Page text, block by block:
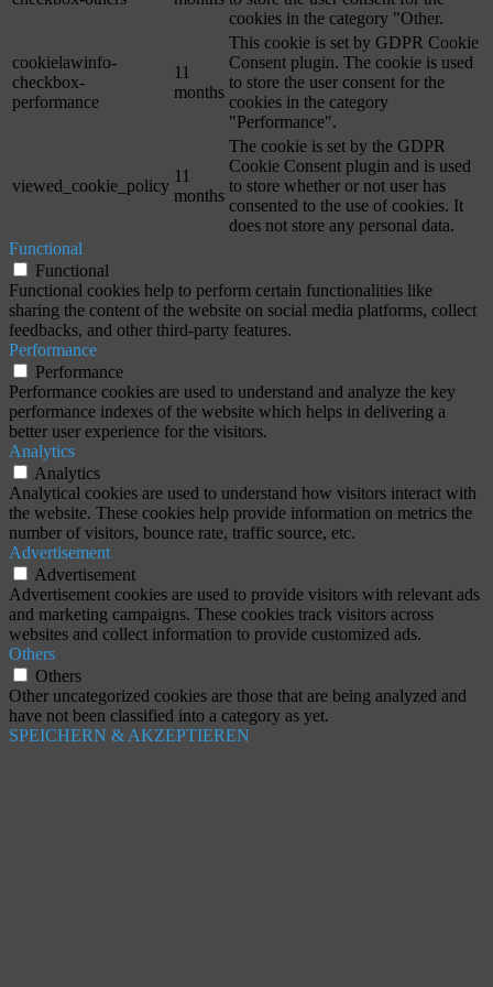
cookies in the category "Other.
cookielawinfo-
checkbox-
performance
11
months
This cookie is set by GDPR Cookie
Consent plugin. The cookie is used
to store the user consent for the
cookies in the category
"Performance".
viewed_cookie_policy
11
months
The cookie is set by the GDPR
Cookie Consent plugin and is used
to store whether or not user has
consented to the use of cookies. It
does not store any personal data.
Functional
Functional
Functional cookies help to perform certain functionalities like
sharing the content of the website on social media platforms, collect
feedbacks, and other third-party features.
Performance
Performance
Performance cookies are used to understand and analyze the key
performance indexes of the website which helps in delivering a
better user experience for the visitors.
Analytics
Analytics
Analytical cookies are used to understand how visitors interact with
the website. These cookies help provide information on metrics the
number of visitors, bounce rate, traffic source, etc.
Advertisement
Advertisement
Advertisement cookies are used to provide visitors with relevant ads
and marketing campaigns. These cookies track visitors across
websites and collect information to provide customized ads.
Others
Others
Other uncategorized cookies are those that are being analyzed and
have not been classified into a category as yet.
SPEICHERN & AKZEPTIEREN